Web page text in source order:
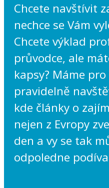
Chcete navštívit
nechce se Vám
Chcete výklad
průvodce, ale
kapsy? Máme
pravidelně
kde články o
nejen z Evropy
den a vy se tak
odpoledne